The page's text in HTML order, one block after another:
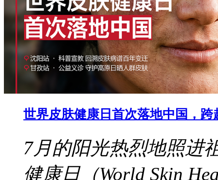
世界皮肤健康日首次落地中国，
7月的阳光热烈地照进
健康日（World Skin